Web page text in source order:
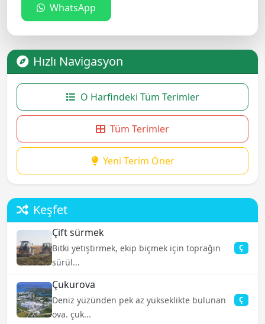
WhatsApp
Hızlı Navigasyon
O Harfindeki Tüm Terimler
Tüm Terimler
Yeni Terim Öner
Keşfet
Çift sürmek
Bitki yetiştirmek, ekip biçmek için toprağın
sürül...
Ç
Çukurova
Deniz yüzünden pek az yükseklikte bulunan
ova. çuk...
Ç